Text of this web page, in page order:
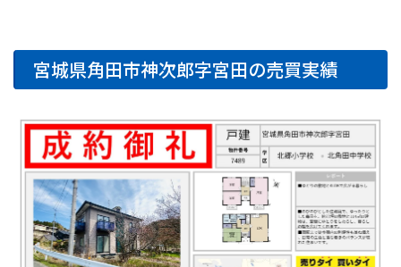
宮城県角田市神次郎字宮田の売買実績